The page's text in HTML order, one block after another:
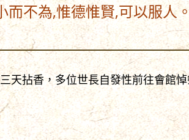
德惟賢,可以服人。」
天拈香，多位世長自發性前往會館